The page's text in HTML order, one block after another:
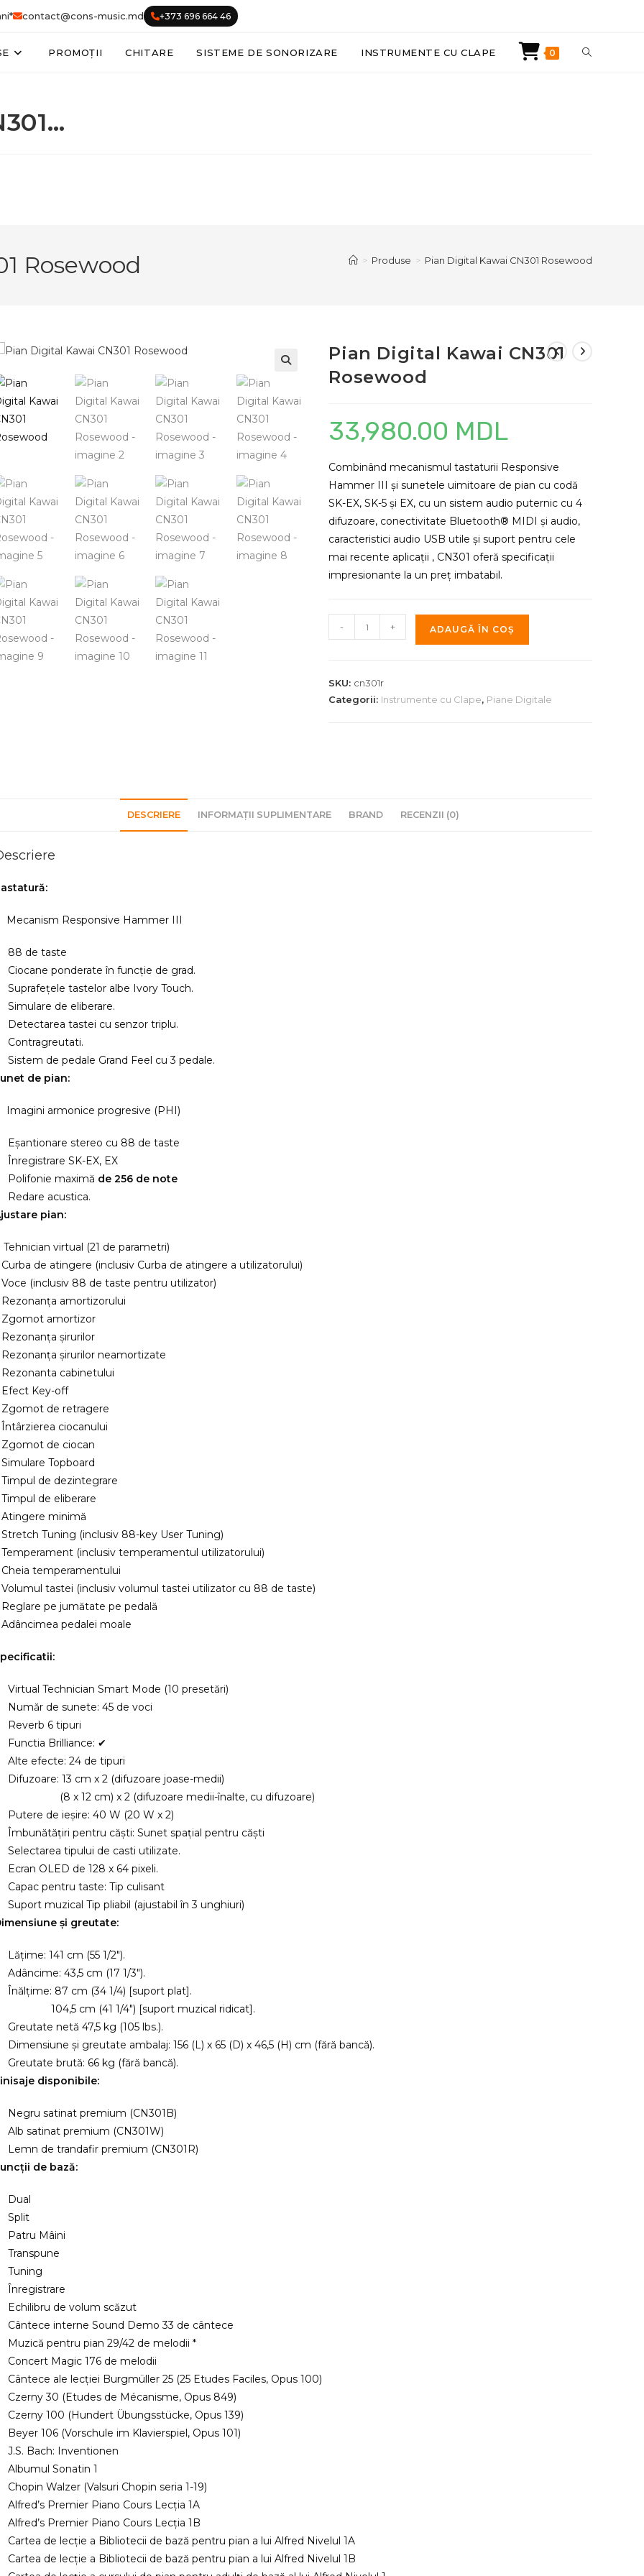
contact@cons-music.md +373 696 664 46
PROMOȚII CHITARE SISTEME DE SONORIZARE INSTRUMENTE CU CLAPE 0 TOGGLE
Rosewood > Produse > Pian Digital Kawai CN301 Rosewood
Pian Digital Kawai CN301
Rosewood
33,980.00 MDL
Combinând mecanismul tastaturii Responsive
Hammer III și sunetele uimitoare de pian cu codă
SK-EX, SK-5 și EX, cu un sistem audio puternic cu 4
difuzoare, conectivitate Bluetooth® MIDI și audio,
caracteristici audio USB utile și suport pentru cele
mai recente aplicații , CN301 oferă specificații
impresionante la un preț imbatabil.
Cantitate
Pian
CN301
- + ADAUGĂ ÎN COȘ
SKU: cn301r
Categorii: Instrumente cu Clape, Piane Digitale
DESCRIERE INFORMAȚII SUPLIMENTARE BRAND RECENZII (0)
Mecanism Responsive Hammer III
88 de taste
Ciocane ponderate în funcție de grad.
Suprafețele tastelor albe Ivory Touch.
Simulare de eliberare.
Detectarea tastei cu senzor triplu.
Contragreutati.
Sistem de pedale Grand Feel cu 3 pedale.
de pian:
Imagini armonice progresive (PHI)
Eșantionare stereo cu 88 de taste
Înregistrare SK-EX, EX
Polifonie maximă de 256 de note
Redare acustica.
pian:
Tehnician virtual (21 de parametri)
Curba de atingere (inclusiv Curba de atingere a utilizatorului)
Voce (inclusiv 88 de taste pentru utilizator)
Rezonanța amortizorului
Zgomot amortizor
Rezonanța șirurilor
Rezonanța șirurilor neamortizate
Rezonanta cabinetului
Efect Key-off
Zgomot de retragere
Întârzierea ciocanului
Zgomot de ciocan
Simulare Topboard
Timpul de dezintegrare
Timpul de eliberare
Atingere minimă
Stretch Tuning (inclusiv 88-key User Tuning)
Temperament (inclusiv temperamentul utilizatorului)
Cheia temperamentului
Volumul tastei (inclusiv volumul tastei utilizator cu 88 de taste)
Reglare pe jumătate pe pedală
Adâncimea pedalei moale
Virtual Technician Smart Mode (10 presetări)
Număr de sunete: 45 de voci
Reverb 6 tipuri
Functia Brilliance: ✔
Alte efecte: 24 de tipuri
Difuzoare: 13 cm x 2 (difuzoare joase-medii)
(8 x 12 cm) x 2 (difuzoare medii-înalte, cu difuzoare)
Putere de ieșire: 40 W (20 W x 2)
Îmbunătățiri pentru căști: Sunet spațial pentru căști
Selectarea tipului de casti utilizate.
Ecran OLED de 128 x 64 pixeli.
Capac pentru taste: Tip culisant
Suport muzical Tip pliabil (ajustabil în 3 unghiuri)
și greutate:
Lățime: 141 cm (55 1/2″).
Adâncime: 43,5 cm (17 1/3″).
Înălțime: 87 cm (34 1/4) [suport plat].
104,5 cm (41 1/4″) [suport muzical ridicat].
Greutate netă 47,5 kg (105 lbs.).
Dimensiune și greutate ambalaj: 156 (L) x 65 (D) x 46,5 (H) cm (fără bancă).
Greutate brută: 66 kg (fără bancă).
disponibile:
Negru satinat premium (CN301B)
Alb satinat premium (CN301W)
Lemn de trandafir premium (CN301R)
de bază:
Dual
Split
Patru Mâini
Transpune
Tuning
Înregistrare
Echilibru de volum scăzut
Cântece interne Sound Demo 33 de cântece
Muzică pentru pian 29/42 de melodii *
Concert Magic 176 de melodii
Cântece ale lecției Burgmüller 25 (25 Etudes Faciles, Opus 100)
Czerny 30 (Etudes de Mécanisme, Opus 849)
Czerny 100 (Hundert Übungsstücke, Opus 139)
Beyer 106 (Vorschule im Klavierspiel, Opus 101)
J.S. Bach: Inventionen
Albumul Sonatin 1
Chopin Walzer (Valsuri Chopin seria 1-19)
Alfred’s Premier Piano Cours Lecția 1A
Alfred’s Premier Piano Cours Lecția 1B
Cartea de lecție a Bibliotecii de bază pentru pian a lui Alfred Nivelul 1A
Cartea de lecție a Bibliotecii de bază pentru pian a lui Alfred Nivelul 1B